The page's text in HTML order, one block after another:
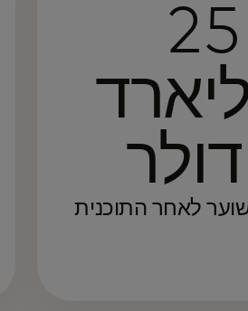
25
לאחר התוכנית